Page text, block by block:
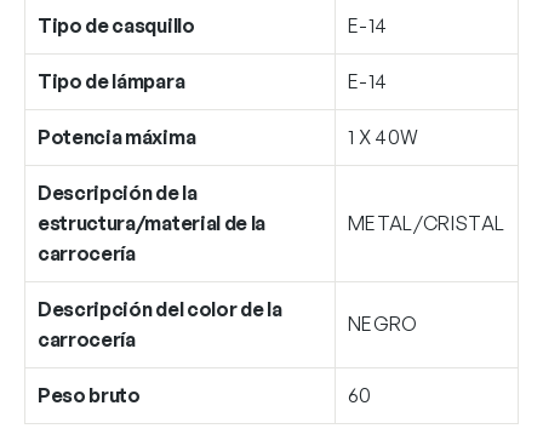
Tipo de casquillo E-14
Tipo de lámpara E-14
Potencia máxima 1 X 40W
Descripción de la
estructura/material de la
carrocería
METAL/CRISTAL
Descripción del color de la
carrocería
NEGRO
Peso bruto 60